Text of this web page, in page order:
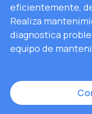
eficientemente,
Realiza
diagnostica
equipo de